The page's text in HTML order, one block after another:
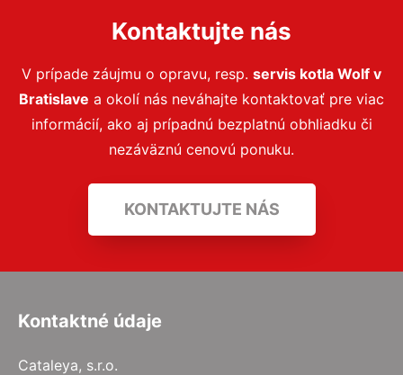
Kontaktujte nás
V prípade záujmu o opravu, resp. servis kotla Wolf v
Bratislave a okolí nás neváhajte kontaktovať pre viac
informácií, ako aj prípadnú bezplatnú obhliadku či
nezáväznú cenovú ponuku.
KONTAKTUJTE NÁS
Kontaktné údaje
Cataleya, s.r.o.